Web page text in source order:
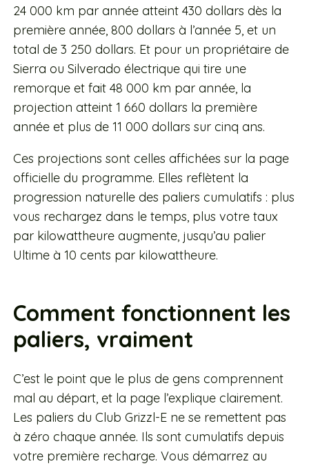
24 000 km par année atteint 430 dollars dès la
première année, 800 dollars à l’année 5, et un
total de 3 250 dollars. Et pour un propriétaire de
Sierra ou Silverado électrique qui tire une
remorque et fait 48 000 km par année, la
projection atteint 1 660 dollars la première
année et plus de 11 000 dollars sur cinq ans.
Ces projections sont celles affichées sur la page
officielle du programme. Elles reflètent la
progression naturelle des paliers cumulatifs : plus
vous rechargez dans le temps, plus votre taux
par kilowattheure augmente, jusqu’au palier
Ultime à 10 cents par kilowattheure.
Comment fonctionnent les
paliers, vraiment
C’est le point que le plus de gens comprennent
mal au départ, et la page l’explique clairement.
Les paliers du Club Grizzl-E ne se remettent pas
à zéro chaque année. Ils sont cumulatifs depuis
votre première recharge. Vous démarrez au